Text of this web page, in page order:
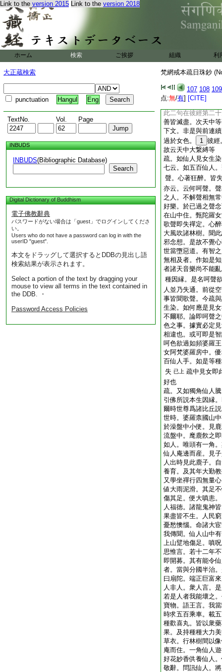
Link to the version 2015 Link to the version 2018
ホーム 検索 ご挨拶 組織 利
大正蔵検索
punctuation Hangul Eng
TextNo. Vol. Page
INBUDS
INBUDS(Bibliographic Database)
Search
Digital Dictionary of Buddhism
電子佛教辭典
パスワードがない場合は「guest」でログインしてくださ
い。
Users who do not have a password can log in with the
userID "guest".
本文をドラッグして選択するとDDBの見出し語
検索結果が表示されます。
Select a portion of the text by dragging your
mouse to view all terms in the text contained in
the DDB. ・
Password Access Policies
梵網戒本疏日珠鈔
107 108 109
点:無/有] [CITE]
亦是違制。在家二
得業罪亦犯制罪。
自妻全無有罪。亦
門。亦同此相訓在
成即疏主意。亦如
疏。欲海愛河漂溺
十八云。境界所漂
生死海。流轉常行
疏。女人壞世間等
此二句在彼經第二
善皆滅盡。次天中
下文。非是與前連
過於女色。
1 彼經
故云天中大繋縛等
疏。如仙人見女生
七云。如五百仙人
聲。心著狂醉。皆
亦云。云何呵聲。
之人。不解聲相無
好樂。於已過之聲
在山中住。甄陀羅
歌聲即失禪定。心
大風吹諸林樹。聞
邪念想。是故不覺
世當墮惡道。有智
無相及者。作如是
者諸天音樂尚不能
種因縁。是名呵聲
人並乃失通。前從
事皆聞歌聲。今疏
生染。如何應是見
不爾耶。論即呵聲
色之事。據實必定
相違也。或可即是
呵色欲過如頻婆羅
女阿梵婆羅房中。
百仙人手。如是等
失 已上 疏中見女即
好也
疏。又如獨角仙人
引佛所説本生因縁
爾時世尊爲諸比丘
世時。婆羅柰國山
於澡盤中小便。見
流盤中。麾鹿飮之
如人。唯頭有一角
仙人庵邊而産。見
人出時見此鹿子。
養育。及其年大勤
又學坐禪行四無量
値大雨泥滑。其足
傷其足。便大嗔恚
人福徳。諸龍鬼神
果盡皆不生。人民
憂愁懊惱。命諸大
我傳聞。仙人山中
上山躄地傷足。嗔
思惟言。若十二年
即開募。其有能令
者。當與分國半治
曰扇陀。端正巨富
人非人。衆人言。
若是人者我能壞之
寶物。語王言。我
時求五百乘車。載
種歡喜丸。皆以衆
果。及持種種大力
草衣。行林樹間以
庵而住。一角仙人
好花妙香供養仙人
敬辭。問訊仙人。